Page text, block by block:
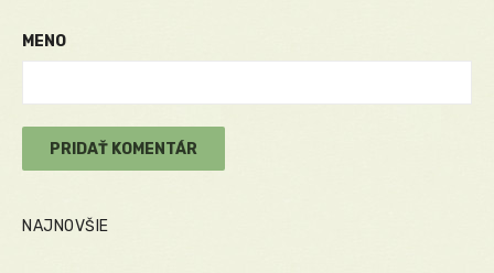
MENO
NAJNOVŠIE